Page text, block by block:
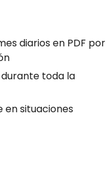
diarios en PDF por
toda la
situaciones